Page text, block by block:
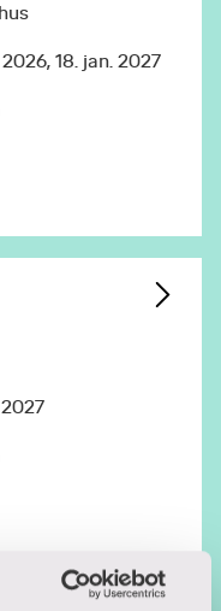
18. jan. 2027